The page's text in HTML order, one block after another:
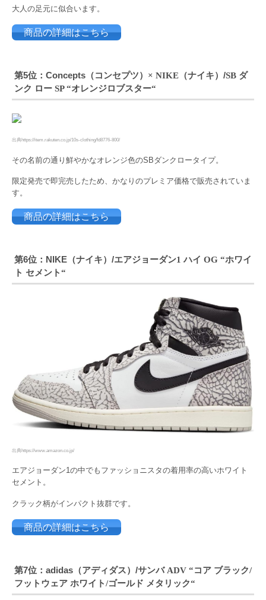
大人の足元に似合います。
商品の詳細はこちら
第5位：Concepts（コンセプツ） × NIKE（ナイキ）/SB ダ
ンク ロー SP “オレンジロブスター“
出典https://item.rakuten.co.jp/10s-clothing/fd8776-800/
その名前の通り鮮やかなオレンジ色のSBダンクロータイプ。
限定発売で即完売したため、かなりのプレミア価格で販売されていま
す。
商品の詳細はこちら
第6位：NIKE（ナイキ）/エアジョーダン1ハイ OG “ホワイ
ト セメント“
出典https://www.amazon.co.jp/
エアジョーダン1の中でもファッショニスタの着用率の高いホワイト
セメント。
クラック柄がインパクト抜群です。
商品の詳細はこちら
第7位：adidas（アディダス）/サンバ ADV “コア ブラック/
フットウェア ホワイト/ゴールド メタリック“